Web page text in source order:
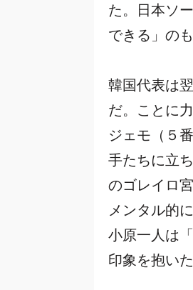
た。日本ソ
できる」の
韓国代表は
だ。ことに
ジェモ（５
手たちに立
のゴレイロ
メンタル的
小原一人は
印象を抱いた